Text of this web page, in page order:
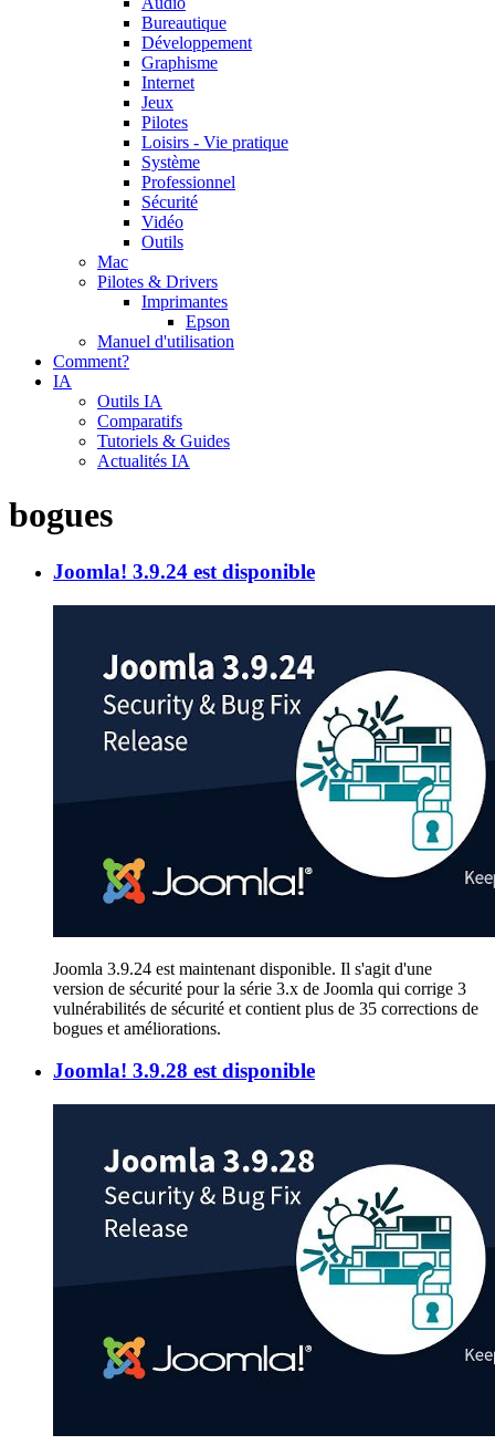
Bureautique
Développement
Graphisme
Internet
Jeux
Pilotes
Loisirs - Vie pratique
Système
Professionnel
Sécurité
Vidéo
Outils
Mac
Pilotes & Drivers
Imprimantes
Epson
Manuel d'utilisation
Comment?
IA
Outils IA
Comparatifs
Tutoriels & Guides
Actualités IA
bogues
Joomla! 3.9.24 est disponible
Joomla 3.9.24 est maintenant disponible. Il s'agit d'une
version de sécurité pour la série 3.x de Joomla qui corrige 3
vulnérabilités de sécurité et contient plus de 35 corrections de
bogues et améliorations.
Joomla! 3.9.28 est disponible